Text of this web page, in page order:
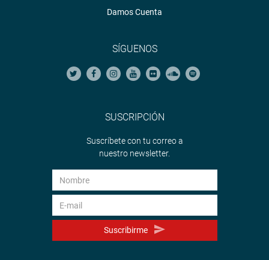
Damos Cuenta
SÍGUENOS
SUSCRIPCIÓN
Suscríbete con tu correo a
nuestro newsletter.
Suscribirme